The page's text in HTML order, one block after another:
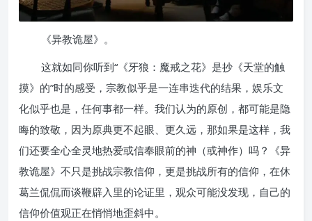
《异教诡屋》。
这就如同你听到“《牙狼：魔戒之花》是抄《天堂的触
摸》的”时的感受，宗教似乎是一连串迭代的结果，娱乐文
化似乎也是，任何事都一样。我们认为的原创，都可能是隐
晦的致敬，因为原典更不起眼、更久远，那如果是这样，我
们还要全心全灵地热爱或信奉眼前的神（或神作）吗？《异
教诡屋》不只是挑战宗教信仰，更是挑战所有的信仰，在休
葛兰侃侃而谈鞭辟入里的论证里，观众可能没发现，自己的
信仰价值观正在悄悄地歪斜中。